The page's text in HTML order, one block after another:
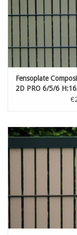
Fensoplate
2D PRO 6/5/6
L:250 cm Green